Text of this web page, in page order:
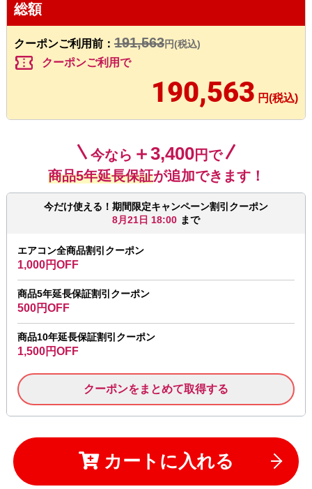
総額
クーポンご利用前： 191,563円(税込)
confirmation_number クーポンご利用で
190,563 円(税込)
今なら ＋3,400円で
商品5年延長保証が追加できます！
今だけ使える！期間限定キャンペーン割引クーポン
8月21日 18:00 まで
エアコン全商品割引クーポン
1,000円OFF
商品5年延長保証割引クーポン
500円OFF
商品10年延長保証割引クーポン
1,500円OFF
クーポンをまとめて取得する
カートに入れる